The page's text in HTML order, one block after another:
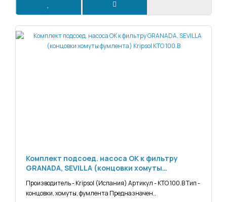
Комплект подсоед. насоса ОК к фильтру
GRANADA, SEVILLA (концовки хомуты
фумлента) Kripsol KTO 100.В
Производитель - Kripsol (Испания) Артикул - KTO 100.В Тип -
концовки, хомуты, фумлента Предназначен..